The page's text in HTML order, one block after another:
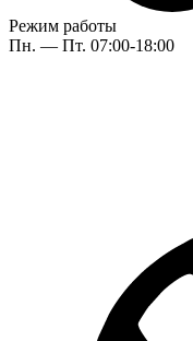
Режим работы
Пн. — Пт. 07:00-18:00